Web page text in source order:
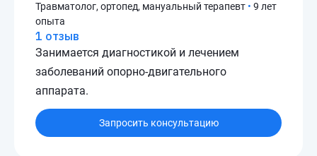
Травматолог, ортопед, мануальный терапевт • 9 лет
опыта
1 отзыв
Занимается диагностикой и лечением
заболеваний опорно-двигательного
аппарата.
Запросить консультацию